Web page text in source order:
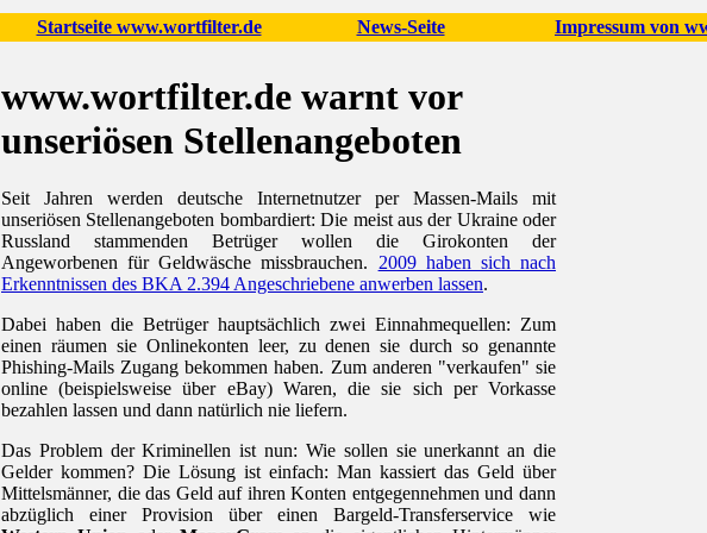
Startseite www.wortfilter.de News-Seite Impressum von
www.wortfilter.de warnt vor
unseriösen Stellenangeboten
Seit Jahren werden deutsche Internetnutzer per Massen-Mails mit
unseriösen Stellenangeboten bombardiert: Die meist aus der Ukraine oder
Russland stammenden Betrüger wollen die Girokonten der
Angeworbenen für Geldwäsche missbrauchen. 2009 haben sich nach
Erkenntnissen des BKA 2.394 Angeschriebene anwerben lassen.
Dabei haben die Betrüger hauptsächlich zwei Einnahmequellen: Zum
einen räumen sie Onlinekonten leer, zu denen sie durch so genannte
Phishing-Mails Zugang bekommen haben. Zum anderen "verkaufen" sie
online (beispielsweise über eBay) Waren, die sie sich per Vorkasse
bezahlen lassen und dann natürlich nie liefern.
Das Problem der Kriminellen ist nun: Wie sollen sie unerkannt an die
Gelder kommen? Die Lösung ist einfach: Man kassiert das Geld über
Mittelsmänner, die das Geld auf ihren Konten entgegennehmen und dann
abzüglich einer Provision über einen Bargeld-Transferservice wie